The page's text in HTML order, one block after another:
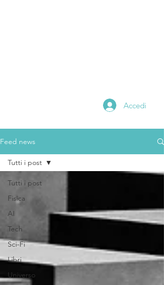
Accedi
Feed news
Tutti i post
Fisica
AI
Tech
Sci-Fi
Libri
Universo
Tutti i post